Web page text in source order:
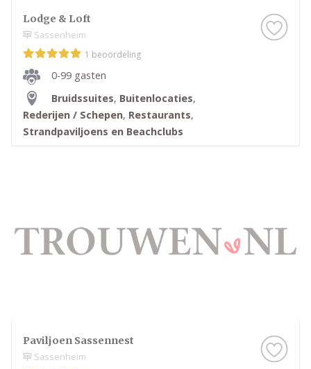
Lodge & Loft
Sassenheim
1 beoordeling
0-99 gasten
Bruidssuites, Buitenlocaties,
Rederijen / Schepen, Restaurants,
Strandpaviljoens en Beachclubs
Paviljoen Sassennest
Sassenheim